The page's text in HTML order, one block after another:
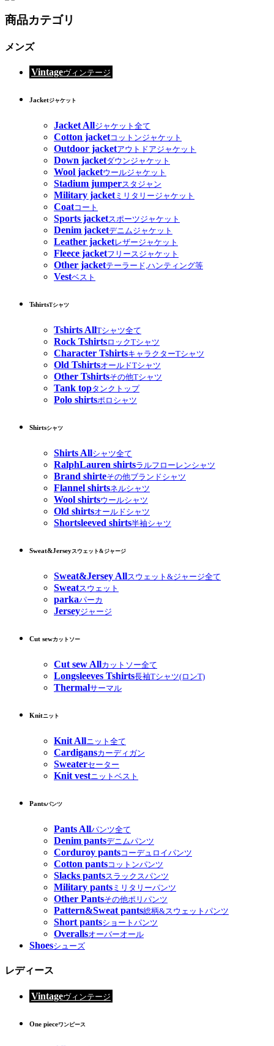
商品カテゴリ
メンズ
Vintageヴィンテージ
Jacketジャケット
Jacket Allジャケット全て
Cotton jacketコットンジャケット
Outdoor jacketアウトドアジャケット
Down jacketダウンジャケット
Wool jacketウールジャケット
Stadium jumperスタジャン
Military jacketミリタリージャケット
Coatコート
Sports jacketスポーツジャケット
Denim jacketデニムジャケット
Leather jacketレザージャケット
Fleece jacketフリースジャケット
Other jacketテーラード,ハンティング等
Vestベスト
TshirtsTシャツ
Tshirts AllTシャツ全て
Rock TshirtsロックTシャツ
Character TshirtsキャラクターTシャツ
Old TshirtsオールドTシャツ
Other Tshirtsその他Tシャツ
Tank topタンクトップ
Polo shirtsポロシャツ
Shirtsシャツ
Shirts Allシャツ全て
RalphLauren shirtsラルフローレンシャツ
Brand shirteその他ブランドシャツ
Flannel shirtsネルシャツ
Wool shirtsウールシャツ
Old shirtsオールドシャツ
Shortsleeved shirts半袖シャツ
Sweat&Jerseyスウェット&ジャージ
Sweat&Jersey Allスウェット&ジャージ全て
Sweatスウェット
parkaパーカ
Jerseyジャージ
Cut sewカットソー
Cut sew Allカットソー全て
Longsleeves Tshirts長袖Tシャツ(ロンT)
Thermalサーマル
Knitニット
Knit Allニット全て
Cardigansカーディガン
Sweaterセーター
Knit vestニットベスト
Pantsパンツ
Pants Allパンツ全て
Denim pantsデニムパンツ
Corduroy pantsコーデュロイパンツ
Cotton pantsコットンパンツ
Slacks pantsスラックスパンツ
Military pants ミリタリーパンツ
Other Pantsその他ポリパンツ
Pattern&Sweat pants総柄&スウェットパンツ
Short pantsショートパンツ
Overallsオーバーオール
Shoesシューズ
レディース
Vintageヴィンテージ
One pieceワンピース